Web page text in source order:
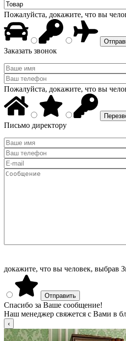
Пожалуйста, докажите, что вы
Заказать звонок
Пожалуйста, докажите, что вы
Письмо директору
докажите, что вы человек, выбрав
Спасибо за Ваше сообщение!
Наш менеджер свяжется с Вами в